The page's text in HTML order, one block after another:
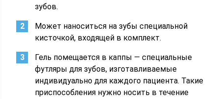
зубов.
Может наноситься на зубы специальной
кисточкой, входящей в комплект.
Гель помещается в каппы — специальные
футляры для зубов, изготавливаемые
индивидуально для каждого пациента. Такие
приспособления нужно носить в течение